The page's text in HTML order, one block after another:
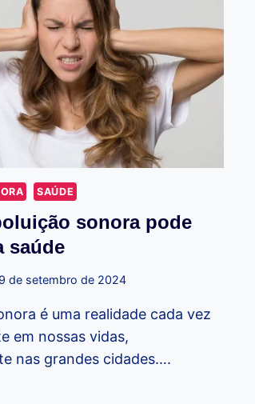
SAÚDE
sonora pode
saúde
9 de setembro de 2024
é uma realidade cada vez
em nossas vidas,
nas grandes cidades….